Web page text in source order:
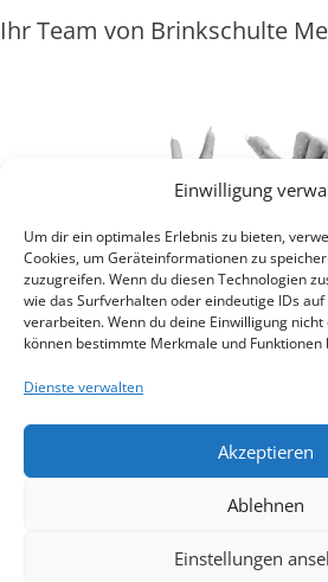
Einwilligung
Um dir ein optimales Erlebnis zu bieten,
Cookies, um Geräteinformationen zu
zuzugreifen. Wenn du diesen Technologien
wie das Surfverhalten oder eindeutige IDs
verarbeiten. Wenn du deine Einwilligung
können bestimmte Merkmale und
Dienste verwalten
Akzeptieren
Ablehnen
Einstellungen
Ihr Team von Brinkschulte